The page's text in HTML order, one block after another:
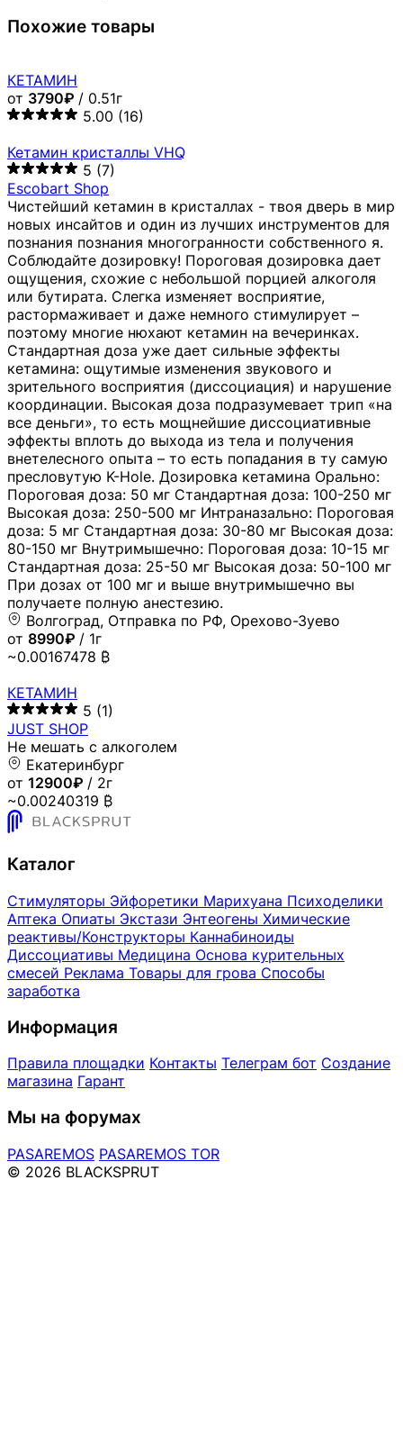
Похожие товары
КЕТАМИН
от 3790₽ / 0.51г
5.00 (16)
Кетамин кристаллы VHQ
5 (7)
Escobart Shop
Чистейший кетамин в кристаллах - твоя дверь в мир
новых инсайтов и один из лучших инструментов для
познания познания многогранности собственного я.
Соблюдайте дозировку! Пороговая дозировка дает
ощущения, схожие с небольшой порцией алкоголя
или бутирата. Слегка изменяет восприятие,
растормаживает и даже немного стимулирует –
поэтому многие нюхают кетамин на вечеринках.
Стандартная доза уже дает сильные эффекты
кетамина: ощутимые изменения звукового и
зрительного восприятия (диссоциация) и нарушение
координации. Высокая доза подразумевает трип «на
все деньги», то есть мощнейшие диссоциативные
эффекты вплоть до выхода из тела и получения
внетелесного опыта – то есть попадания в ту самую
пресловутую K-Hole. Дозировка кетамина Орально:
Пороговая доза: 50 мг Стандартная доза: 100-250 мг
Высокая доза: 250-500 мг Интраназально: Пороговая
доза: 5 мг Стандартная доза: 30-80 мг Высокая доза:
80-150 мг Внутримышечно: Пороговая доза: 10-15 мг
Стандартная доза: 25-50 мг Высокая доза: 50-100 мг
При дозах от 100 мг и выше внутримышечно вы
получаете полную анестезию.
Волгоград, Отправка по РФ, Орехово-Зуево
от 8990₽ / 1г
~0.00167478 ₿
КЕТАМИН
5 (1)
JUST SHOP
Не мешать с алкоголем
Екатеринбург
от 12900₽ / 2г
~0.00240319 ₿
Каталог
Стимуляторы Эйфоретики Марихуана Психоделики
Аптека Опиаты Экстази Энтеогены Химические
реактивы/Конструкторы Каннабиноиды
Диссоциативы Медицина Основа курительных
смесей Реклама Товары для грова Способы
заработка
Информация
Правила площадки Контакты Телеграм бот Создание
магазина Гарант
Мы на форумах
PASAREMOS PASAREMOS TOR
© 2026 BLACKSPRUT